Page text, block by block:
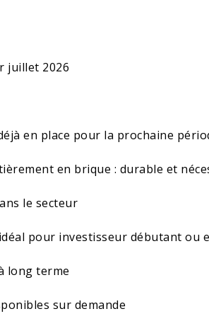
juillet 2026
en place pour la prochaine
en brique : durable et
le secteur
pour investisseur débutant ou
long terme
sur demande